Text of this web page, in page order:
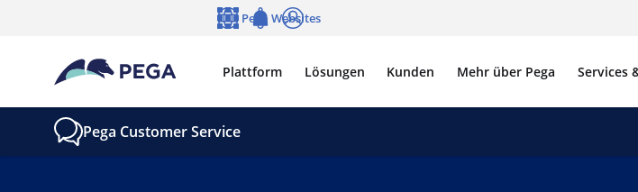
Plattform Lösungen Kunden Mehr über Pega Services
Pega Websites
Pega Customer Service